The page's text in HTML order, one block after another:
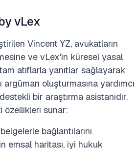
vLex
Vincent YZ, avukatların
ve vLex'in küresel yasal
atıflarla yanıtlar sağlayarak
oluşturmasına yardımcı
bir araştırma asistanıdır.
özellikleri sunar:
bağlantılarını
emsal haritası, iyi hukuk